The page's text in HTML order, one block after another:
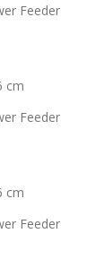
Feeder
cm
Feeder
cm
Feeder